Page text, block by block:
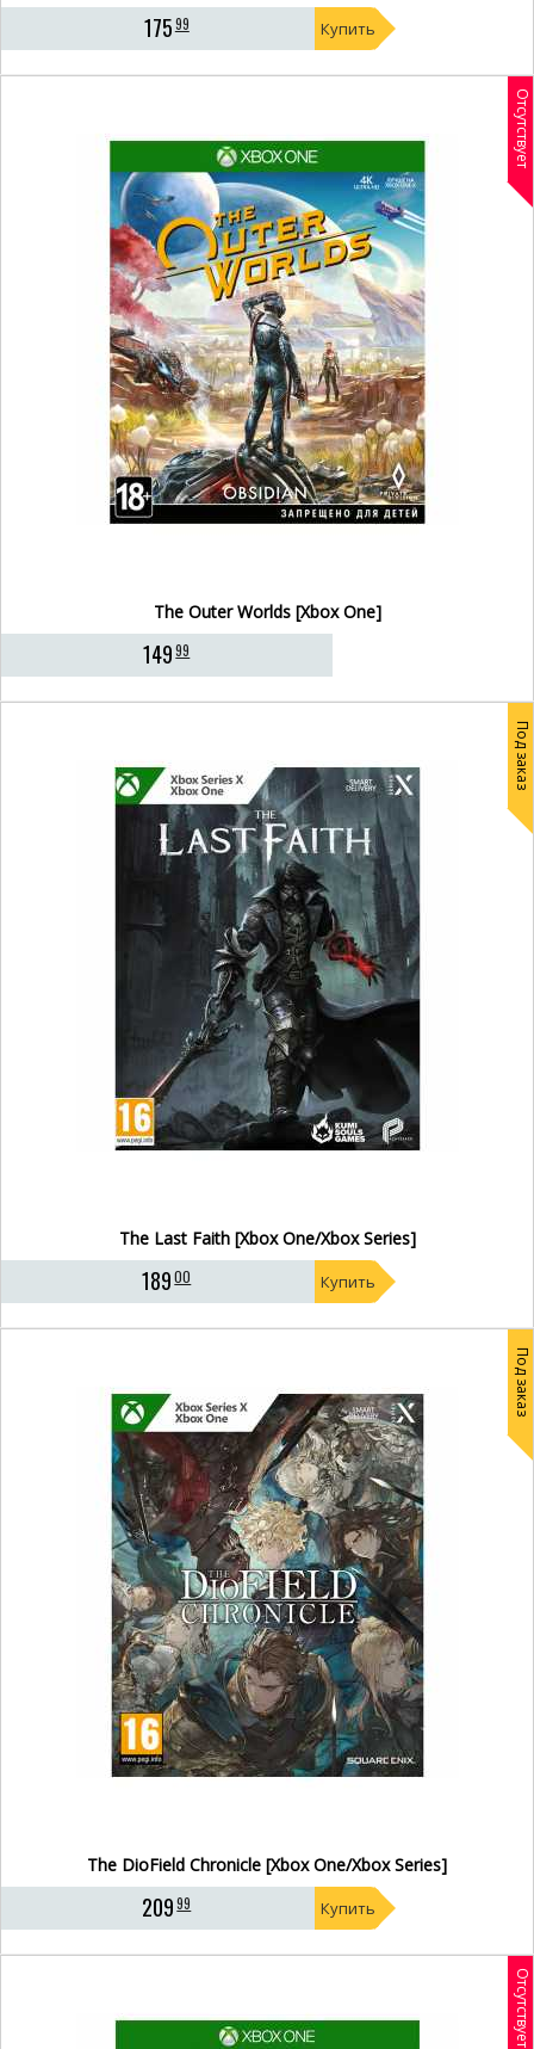
17599 Купить
Отсутствует
The Outer Worlds [Xbox One]
14999
Под заказ
The Last Faith [Xbox One/Xbox Series]
18900 Купить
Под заказ
The DioField Chronicle [Xbox One/Xbox Series]
20999 Купить
Отсутствует